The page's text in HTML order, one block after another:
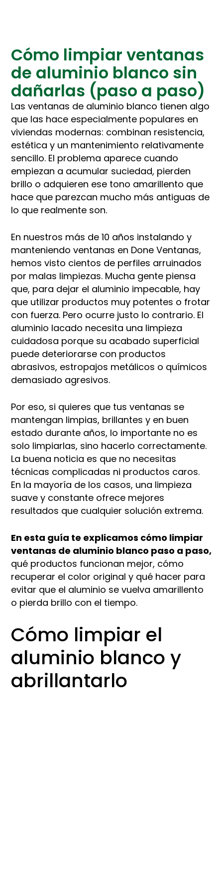
Cómo limpiar ventanas
de aluminio blanco sin
dañarlas (paso a paso)
Las ventanas de aluminio blanco tienen algo
que las hace especialmente populares en
viviendas modernas: combinan resistencia,
estética y un mantenimiento relativamente
sencillo. El problema aparece cuando
empiezan a acumular suciedad, pierden
brillo o adquieren ese tono amarillento que
hace que parezcan mucho más antiguas de
lo que realmente son.
En nuestros más de 10 años instalando y
manteniendo ventanas en Done Ventanas,
hemos visto cientos de perfiles arruinados
por malas limpiezas. Mucha gente piensa
que, para dejar el aluminio impecable, hay
que utilizar productos muy potentes o frotar
con fuerza. Pero ocurre justo lo contrario. El
aluminio lacado necesita una limpieza
cuidadosa porque su acabado superficial
puede deteriorarse con productos
abrasivos, estropajos metálicos o químicos
demasiado agresivos.
Por eso, si quieres que tus ventanas se
mantengan limpias, brillantes y en buen
estado durante años, lo importante no es
solo limpiarlas, sino hacerlo correctamente.
La buena noticia es que no necesitas
técnicas complicadas ni productos caros.
En la mayoría de los casos, una limpieza
suave y constante ofrece mejores
resultados que cualquier solución extrema.
En esta guía te explicamos cómo limpiar
ventanas de aluminio blanco paso a paso,
qué productos funcionan mejor, cómo
recuperar el color original y qué hacer para
evitar que el aluminio se vuelva amarillento
o pierda brillo con el tiempo.
Cómo limpiar el
aluminio blanco y
abrillantarlo